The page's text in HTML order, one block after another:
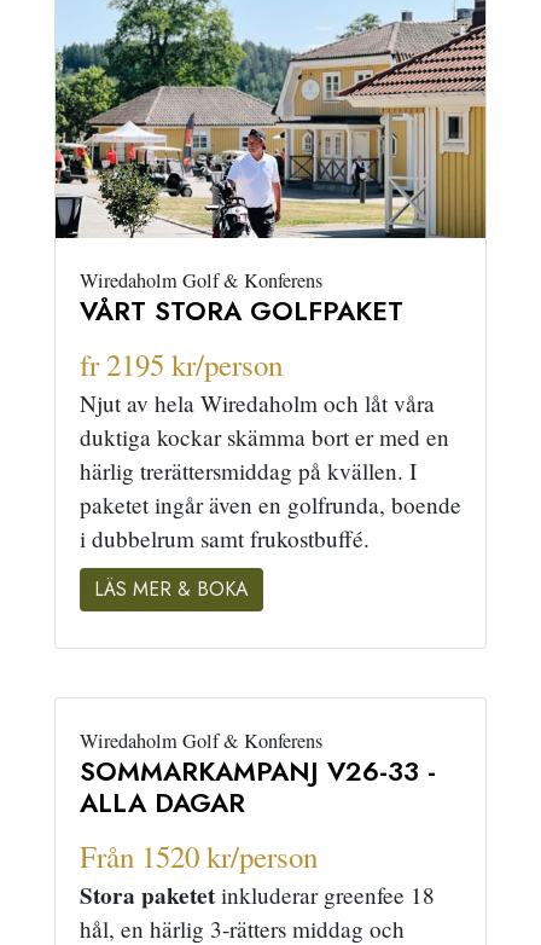
Wiredaholm Golf & Konferens
VÅRT STORA GOLFPAKET
fr 2195 kr/person
Njut av hela Wiredaholm och låt våra
duktiga kockar skämma bort er med en
härlig trerättersmiddag på kvällen. I
paketet ingår även en golfrunda, boende
i dubbelrum samt frukostbuffé.
LÄS MER & BOKA
Wiredaholm Golf & Konferens
SOMMARKAMPANJ V26-33 -
ALLA DAGAR
Från 1520 kr/person
Stora paketet inkluderar greenfee 18
hål, en härlig 3-rätters middag och